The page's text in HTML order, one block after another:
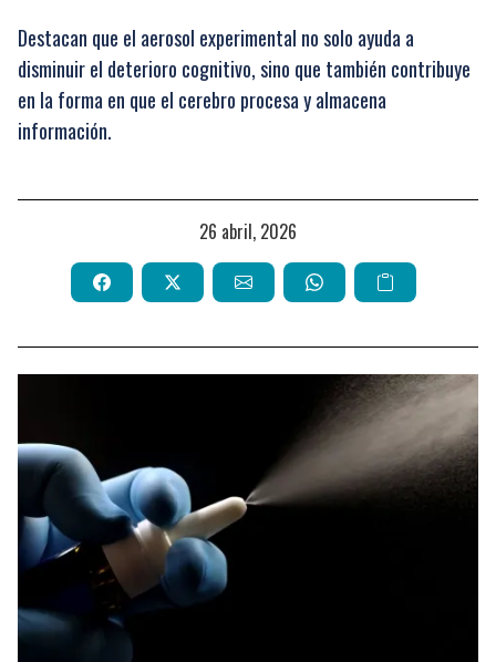
Destacan que el aerosol experimental no solo ayuda a
disminuir el deterioro cognitivo, sino que también contribuye
en la forma en que el cerebro procesa y almacena
información.
26 abril, 2026